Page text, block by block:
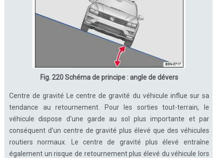
Fig. 220 Schéma de principe : angle de dévers
Centre de gravité Le centre de gravité du véhicule influe sur sa
tendance au retournement. Pour les sorties tout-terrain, le
véhicule dispose d'une garde au sol plus importante et par
conséquent d'un centre de gravité plus élevé que des véhicules
routiers normaux. Le centre de gravité plus élevé entraîne
également un risque de retournement plus élevé du véhicule lors